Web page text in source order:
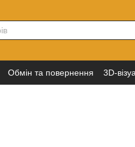
Обмін та повернення 3D-